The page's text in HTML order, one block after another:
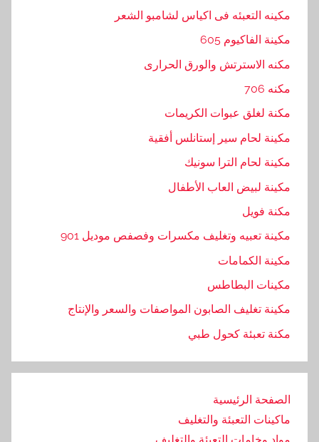
ة
,
غ
ل
,
م
ي
ن
م
س
ي
,
مكينه التعبئه فى اكياس لشامبو الشعر
مكينة الفاكيوم 605
مكنه الاسترتش والورق الحرارى
مكنه 706
مكنة لغلق عبوات الكريمات
مكينة لحام سير إستانلس أفقية
مكينة لحام الترا سونيك
مكينة لبيض العاب الأطفال
مكنة فويل
مكينة تعبيه وتغليف مكسرات وفصفص موديل 901
مكينة الكمامات
مكينات البطاطس
مكينة تغليف الصابون المواصفات والسعر والإنتاج
مكنة تعبئة كحول طبي
الصفحة الرئيسية
ماكينات التعبئة والتغليف